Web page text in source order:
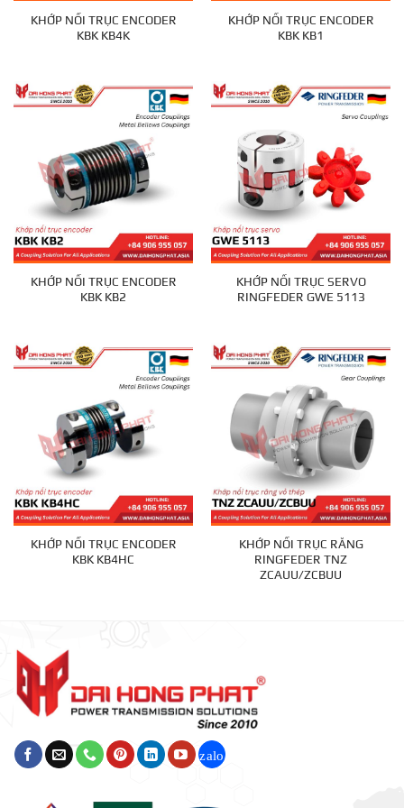
KHỚP NỐI TRỤC ENCODER
KBK KB4K
KHỚP NỐI TRỤC ENCODER
KBK KB1
KHỚP NỐI TRỤC ENCODER
KBK KB2
KHỚP NỐI TRỤC SERVO
RINGFEDER GWE 5113
KHỚP NỐI TRỤC ENCODER
KBK KB4HC
KHỚP NỐI TRỤC RĂNG
RINGFEDER TNZ
ZCAUU/ZCBUU